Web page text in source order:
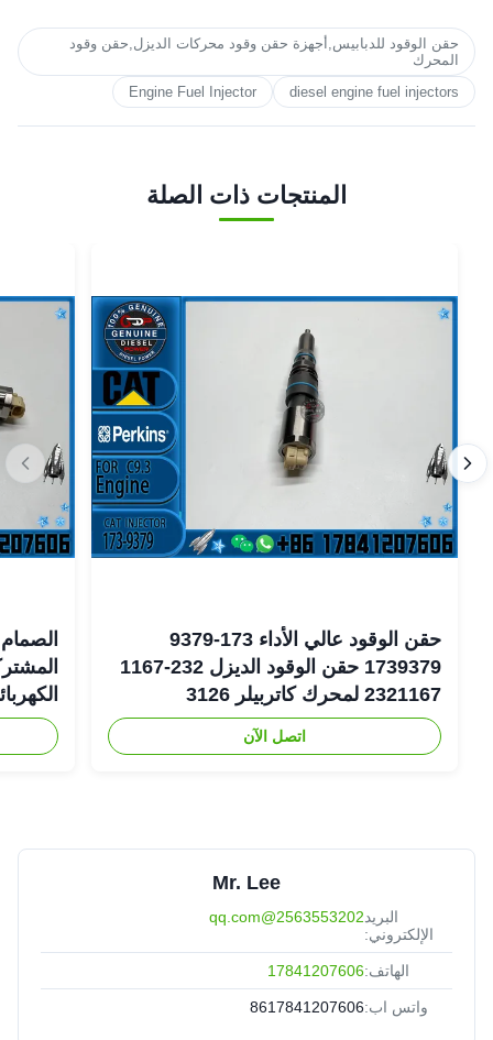
حقن الوقود للدبابيس,أجهزة حقن وقود محركات الديزل,حقن وقود
المحرك
diesel engine fuel injectors
Engine Fuel Injector
المنتجات ذات الصلة
حقن الوقود عالي الأداء 173-9379
1739379 حقن الوقود الديزل 232-1167
2321167 لمحرك كاتربيلر 3126
اتصل الآن
Mr. Lee
البريد
الإلكتروني:
2563553202@qq.com
الهاتف:17841207606
واتس اب:8617841207606